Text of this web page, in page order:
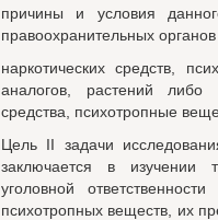
причины и условия
правоохранительных
наркотических средств,
аналогов, растений либо
средства, психотропные
Цель II задачи
заключается в изучении
уголовной
психотропных веществ, их